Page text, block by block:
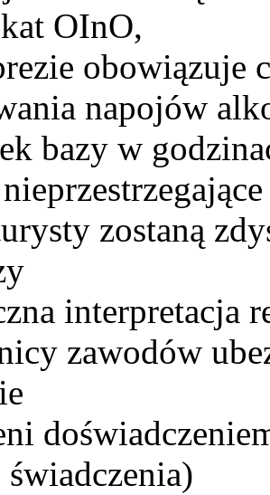
OInO,
obowiązuje
napojów
bazy w
zostaną
interpretacja
zawodów